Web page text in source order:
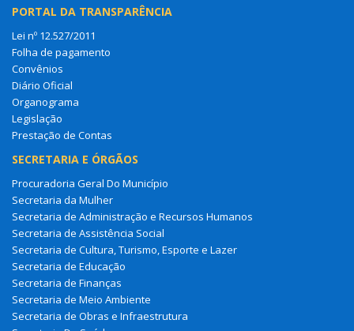
PORTAL DA TRANSPARÊNCIA
Lei nº 12.527/2011
Folha de pagamento
Convênios
Diário Oficial
Organograma
Legislação
Prestação de Contas
SECRETARIA E ÓRGÃOS
Procuradoria Geral Do Município
Secretaria da Mulher
Secretaria de Administração e Recursos Humanos
Secretaria de Assistência Social
Secretaria de Cultura, Turismo, Esporte e Lazer
Secretaria de Educação
Secretaria de Finanças
Secretaria de Meio Ambiente
Secretaria de Obras e Infraestrutura